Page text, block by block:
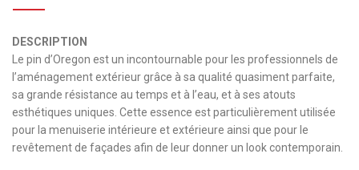
DESCRIPTION
Le pin d’Oregon estun incontournable pour les professionnels de
l’aménagementextérieur grâce à sa qualité quasimentparfaite,
sa grande résistance au temps et à l’eau, et à ses atouts
esthétiques uniques Cette essence estparticulièrementutilisée
pour la menuiserie intérieure etextérieure ainsi que pour le
revêtement de façades afin de leur donnerun lookcontemporain